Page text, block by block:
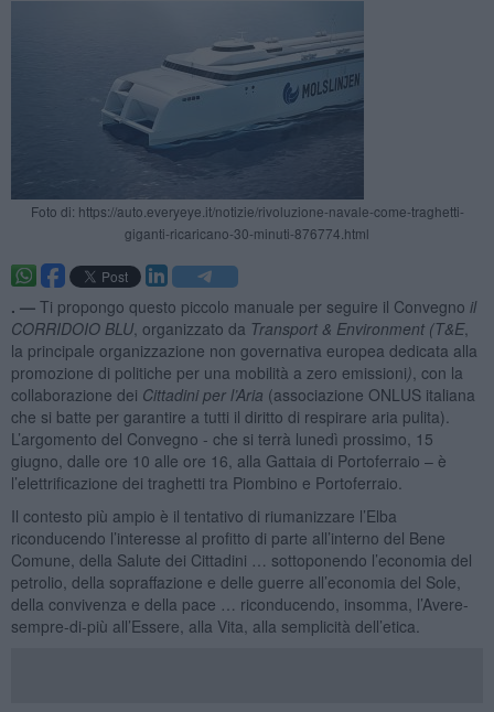
Foto di: https://auto.everyeye.it/notizie/rivoluzione-navale-come-traghetti-
giganti-ricaricano-30-minuti-876774.html
. — Ti propongo questo piccolo manuale per seguire il Convegno il
CORRIDOIO BLU, organizzato da Transport & Environment (T&E,
la principale organizzazione non governativa europea dedicata alla
promozione di politiche per una mobilità a zero emissioni) , con la
collaborazione dei Cittadini per l’Aria (associazione ONLUS italiana
che si batte per garantire a tutti il diritto di respirare aria pulita).
L’argomento del Convegno - che si terrà lunedì prossimo, 15
giugno, dalle ore 10 alle ore 16, alla Gattaia di Portoferraio – è
l’elettrificazione dei traghetti tra Piombino e Portoferraio.
Il contesto più ampio è il tentativo di riumanizzare l’Elba
riconducendo l’interesse al profitto di parte all’interno del Bene
Comune, della Salute dei Cittadini … sottoponendo l’economia del
petrolio, della sopraffazione e delle guerre all’economia del Sole,
della convivenza e della pace … riconducendo, insomma, l’Avere-
sempre-di-più all’Essere, alla Vita, alla semplicità dell’etica.